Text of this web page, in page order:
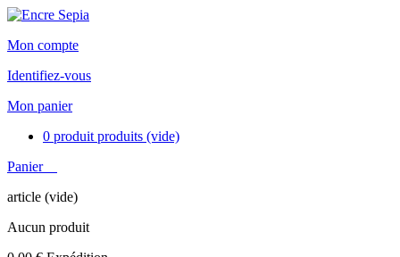
Mon compte
Identifiez-vous
Mon panier
0 produit produits (vide)
Panier
article (vide)
Aucun produit